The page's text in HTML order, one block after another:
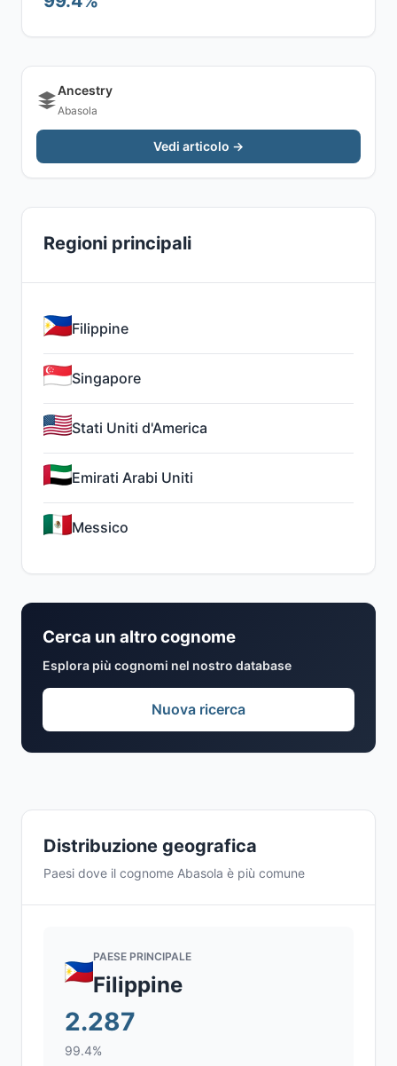
Distribuzione geografica
Paesi dove il cognome Abasola è più comune
PAESE PRINCIPALE
Filippine
2.287
99.4%
Ancestry
Abasola
Vedi articolo →
Regioni principali
Filippine
Singapore
Stati Uniti d'America
Emirati Arabi Uniti
Messico
Cerca un altro cognome
Esplora più cognomi nel nostro database
Nuova ricerca